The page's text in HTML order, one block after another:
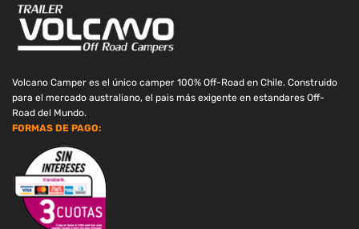
Volcano Camper es el único camper 100% Off-Road en Chile. Construido
para el mercado australiano, el pais más exigente en estandares Off-
Road del Mundo.
FORMAS DE PAGO: